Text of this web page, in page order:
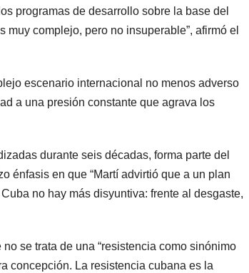
programas de desarrollo sobre la base del
complejo, pero no insuperable”, afirmó el
escenario internacional no menos adverso
a una presión constante que agrava los
durante seis décadas, forma parte del
énfasis en que “Martí advirtió que a un plan
no hay más disyuntiva: frente al desgaste,
se trata de una “resistencia como sinónimo
concepción. La resistencia cubana es la